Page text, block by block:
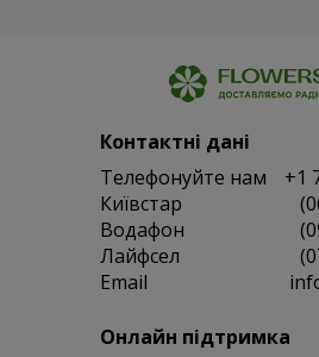
Контактні дані
Телефонуйте нам
+1
Київстар
Водафон
Лайфсел
Email
Онлайн підтримка